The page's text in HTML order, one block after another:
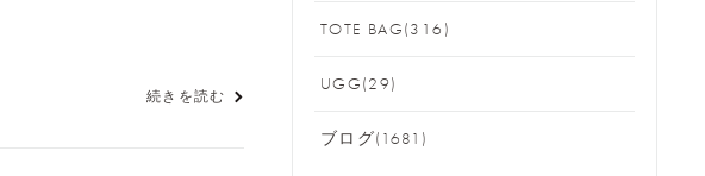
続きを読む
TOTE BAG(316)
UGG(29)
ブログ(1681)